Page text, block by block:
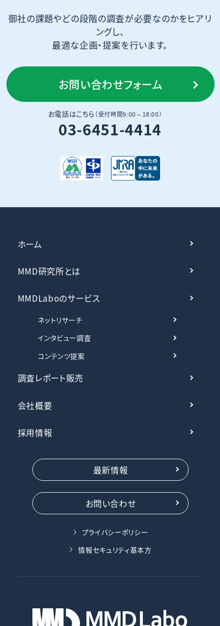
御社の課題やどの段階の調査が必要なのかをヒアリ
ングし、
最適な企画・提案を行います。
お問い合わせフォーム
お電話はこちら （受付時間9:00～18:00）
03-6451-4414
ホーム
MMD研究所とは
MMDLaboのサービス
ネットリサーチ
インタビュー調査
コンテンツ提案
調査レポート販売
会社概要
採用情報
最新情報
お問い合わせ
プライバシーポリシー
情報セキュリティ基本方